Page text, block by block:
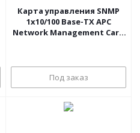
Карта управления SNMP
1х10/100 Base-TX APC
Network Management Card
Под заказ